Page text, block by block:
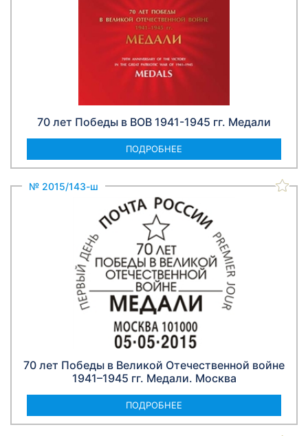
70 лет Победы в ВОВ 1941-1945 гг. Медали
ПОДРОБНЕЕ
№ 2015/143-ш
70 лет Победы в Великой Отечественной войне
1941–1945 гг. Медали. Москва
ПОДРОБНЕЕ